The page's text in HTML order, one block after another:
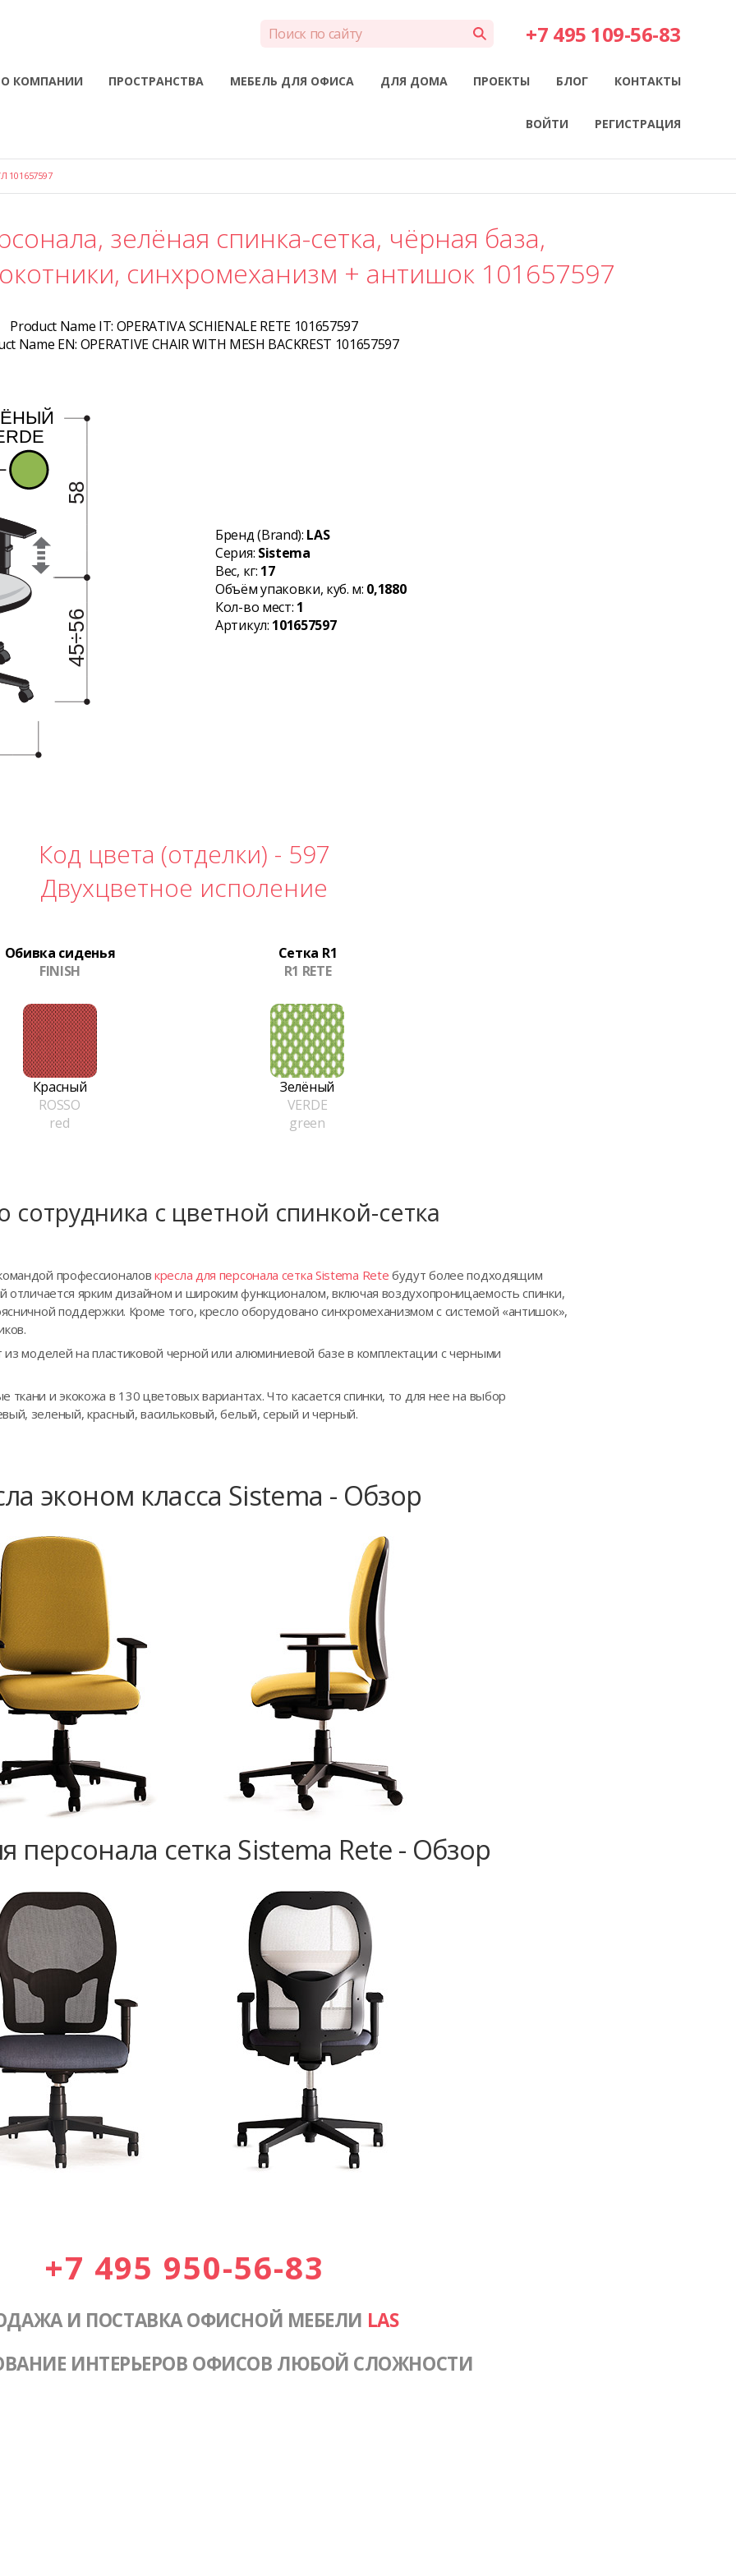
+7 495 109-56-83
О КОМПАНИИ ПРОСТРАНСТВА МЕБЕЛЬ ДЛЯ ОФИСА ДЛЯ ДОМА ПРОЕКТЫ БЛОГ КОНТАКТЫ
ВОЙТИ РЕГИСТРАЦИЯ
101657597
зелёная спинка-сетка, чёрная база,
синхромеханизм + антишок 101657597
Product Name IT: OPERATIVA SCHIENALE RETE 101657597
Name EN: OPERATIVE CHAIR WITH MESH BACKREST 101657597
Бренд (Brand): LAS
Серия: Sistema
Вес, кг: 17
Объём упаковки, куб. м: 0,1880
Кол-во мест: 1
Артикул: 101657597
Код цвета (отделки) - 597
Двухцветное исполение
Обивка сиденья
FINISH
Сетка R1
R1 RETE
Красный
ROSSO
red
Зелёный
VERDE
green
сотрудника с цветной спинкой-сетка
профессионаловкресла для персонала сетка Sistema Rete будут более подходящим
отличается ярким дизайном и широким функционалом, включая воздухопроницаемость спинки,
поддержки. Кроме того, кресло оборудовано синхромеханизмом с системой «антишок»,
из моделей на пластиковой черной или алюминиевой базе в комплектации с черными
ткани и экокожа в 130 цветовых вариантах. Что касается спинки, то для нее на выбор
зеленый, красный, васильковый, белый, серый и черный.
эконом класса Sistema - Обзор
персонала сетка Sistema Rete - Обзор
+7 495 950-56-83
И ПОСТАВКА ОФИСНОЙ МЕБЕЛИ LAS
ИНТЕРЬЕРОВ ОФИСОВ ЛЮБОЙ СЛОЖНОСТИ